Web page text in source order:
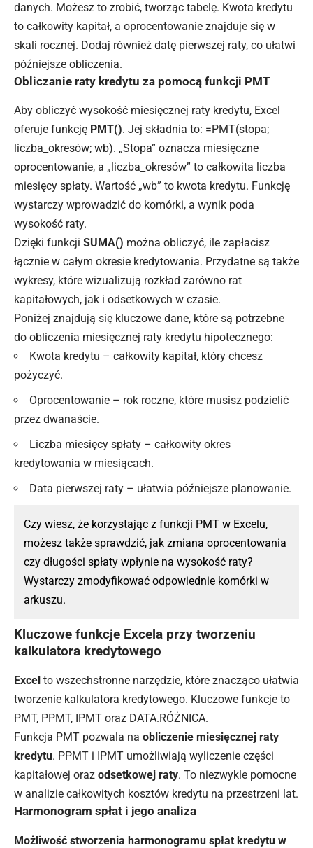
danych. Możesz to zrobić, tworząc tabelę. Kwota kredytu
to całkowity kapitał, a oprocentowanie znajduje się w
skali rocznej. Dodaj również datę pierwszej raty, co ułatwi
późniejsze obliczenia.
Obliczanie raty kredytu za pomocą funkcji PMT
Aby obliczyć wysokość miesięcznej raty kredytu, Excel
oferuje funkcję PMT(). Jej składnia to: =PMT(stopa;
liczba_okresów; wb). „Stopa” oznacza miesięczne
oprocentowanie, a „liczba_okresów” to całkowita liczba
miesięcy spłaty. Wartość „wb” to kwota kredytu. Funkcję
wystarczy wprowadzić do komórki, a wynik poda
wysokość raty.
Dzięki funkcji SUMA() można obliczyć, ile zapłacisz
łącznie w całym okresie kredytowania. Przydatne są także
wykresy, które wizualizują rozkład zarówno rat
kapitałowych, jak i odsetkowych w czasie.
Poniżej znajdują się kluczowe dane, które są potrzebne
do obliczenia miesięcznej raty kredytu hipotecznego:
Kwota kredytu – całkowity kapitał, który chcesz
pożyczyć.
Oprocentowanie – rok roczne, które musisz podzielić
przez dwanaście.
Liczba miesięcy spłaty – całkowity okres
kredytowania w miesiącach.
Data pierwszej raty – ułatwia późniejsze planowanie.
Czy wiesz, że korzystając z funkcji PMT w Excelu,
możesz także sprawdzić, jak zmiana oprocentowania
czy długości spłaty wpłynie na wysokość raty?
Wystarczy zmodyfikować odpowiednie komórki w
arkuszu.
Kluczowe funkcje Excela przy tworzeniu
kalkulatora kredytowego
Excel to wszechstronne narzędzie, które znacząco ułatwia
tworzenie kalkulatora kredytowego. Kluczowe funkcje to
PMT, PPMT, IPMT oraz DATA.RÓŻNICA.
Funkcja PMT pozwala na obliczenie miesięcznej raty
kredytu. PPMT i IPMT umożliwiają wyliczenie części
kapitałowej oraz odsetkowej raty. To niezwykle pomocne
w analizie całkowitych kosztów kredytu na przestrzeni lat.
Harmonogram spłat i jego analiza
Możliwość stworzenia harmonogramu spłat kredytu w